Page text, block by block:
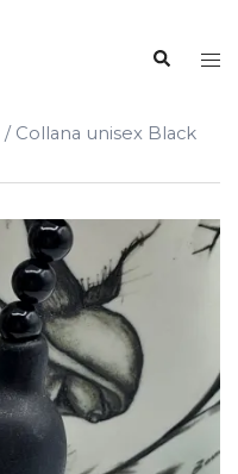
Cerca
/ Collana unisex Black